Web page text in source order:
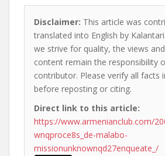
Disclaimer: This article was
translated into English by
we strive for quality, the views
content remain the responsibility
contributor. Please verify all facts
before reposting or citing.
Direct link to this article:
https://www.armenianclub.com/
wnqproce8s_de-malabo-
missionunknownqd27enqueate_/